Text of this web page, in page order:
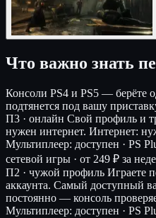
Что важно знать
Консоли PS4 и PS5 — берёте
подтянется под вашу
П3 · онлайн Свой профиль и
нужен интернет. Интернет:
Мультиплеер: доступен · PS
сетевой игры · от 249 ₽ за
П2 · чужой профиль Играете
аккаунта. Самый доступный
постоянно — консоль
Мультиплеер: доступен · PS